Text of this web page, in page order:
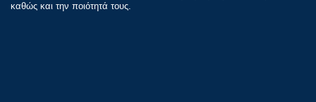
καθώς και την ποιότητά τους.